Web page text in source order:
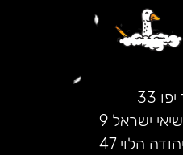
33
ישראל 9
יהודה הלוי 47